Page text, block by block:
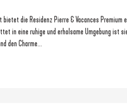
die Residenz Pierre & Vacances Premium
in eine ruhige und erholsame Umgebung ist
den Charme...